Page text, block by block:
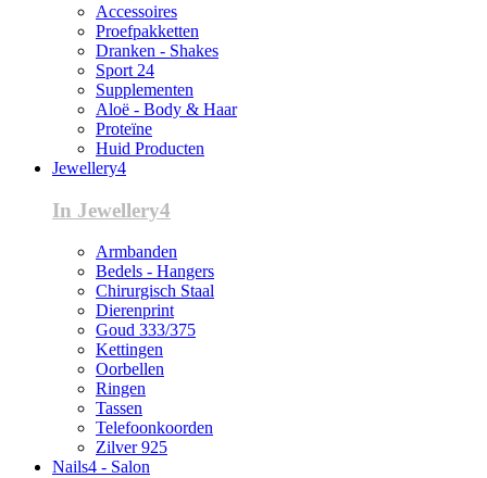
Accessoires
Proefpakketten
Dranken - Shakes
Sport 24
Supplementen
Aloë - Body & Haar
Proteïne
Huid Producten
Jewellery4
In Jewellery4
Armbanden
Bedels - Hangers
Chirurgisch Staal
Dierenprint
Goud 333/375
Kettingen
Oorbellen
Ringen
Tassen
Telefoonkoorden
Zilver 925
Nails4 - Salon